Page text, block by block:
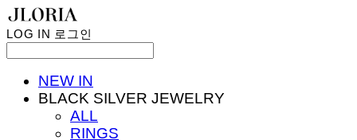
LOG IN 로그인
NEW IN
BLACK SILVER JEWELRY
ALL
RINGS